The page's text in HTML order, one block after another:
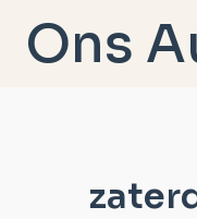
naarOns